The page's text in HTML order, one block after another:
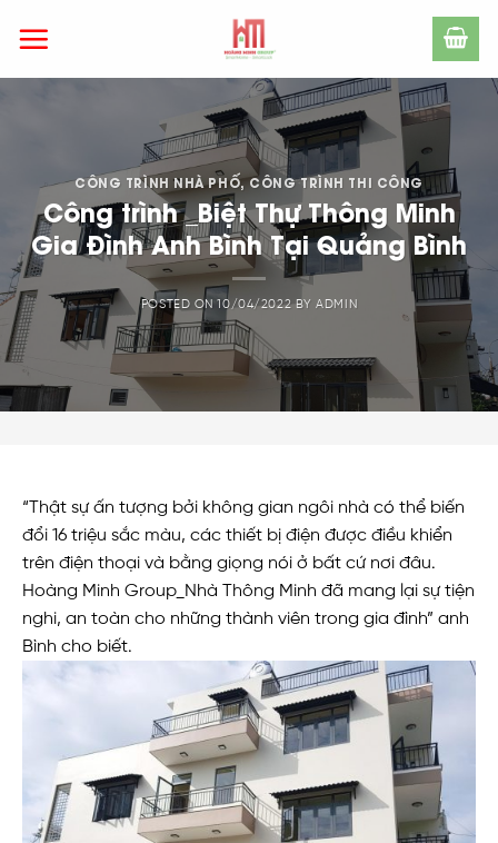
CÔNG TRÌNH NHÀ PHỐ, CÔNG TRÌNH THI CÔNG
Công trình _Biệt Thự Thông Minh
Gia Đình Anh Bình Tại Quảng Bình
POSTED ON10/04/2022BYADMIN
“Thật sự ấn tượng bởi không gian ngôi nhà có thể biến
đổi 16 triệu sắc màu, các thiết bị điện được điều khiển
trên điện thoại và bằng giọng nói ở bất cứ nơi đâu.
Hoàng Minh Group_Nhà Thông Minh đã mang lại sự tiện
nghi, an toàn cho những thành viên trong gia đình” anh
Bình cho biết.